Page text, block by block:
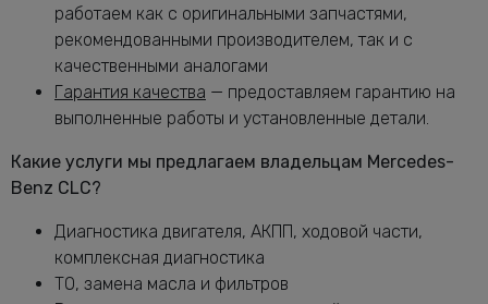
Замена переднего сальника
коленвала CLC
Замена передних амортизаторов
Мерседес-Бенц CLC
Замена передних тормозных дисков
Замена передних тормозных колодок
Мерседес-Бенц CLC
Замена подушек двигателя CLC
от 5000 руб.
Замена подшипника генератора
Мерседес-Бенц CLC
работаем как с оригинальными запчастями,
рекомендованными производителем, так и с
качественными аналогами
Гарантия качества — предоставляем гарантию на
выполненные работы и установленные детали.
Какие услуги мы предлагаем владельцам Mercedes-
Benz CLC?
Диагностика двигателя, АКПП, ходовой части,
комплексная диагностика
ТО, замена масла и фильтров